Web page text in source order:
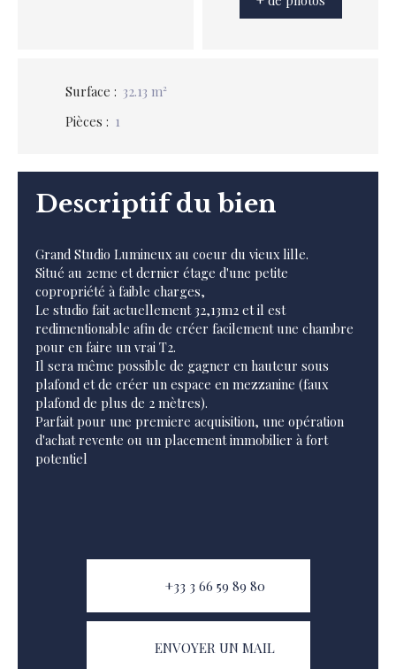
Surface : 32.13 m²
Pièces : 1
Descriptif du bien
Grand Studio Lumineux au coeur du vieux lille.
Situé au 2eme et dernier étage d'une petite
copropriété à faible charges,
Le studio fait actuellement 32,13m2 et il est
redimentionable afin de créer facilement une chambre
pour en faire un vrai T2.
Il sera même possible de gagner en hauteur sous
plafond et de créer un espace en mezzanine (faux
plafond de plus de 2 mètres).
Parfait pour une premiere acquisition, une opération
d'achat revente ou un placement immobilier à fort
potentiel
+33 3 66 59 89 80
ENVOYER UN MAIL